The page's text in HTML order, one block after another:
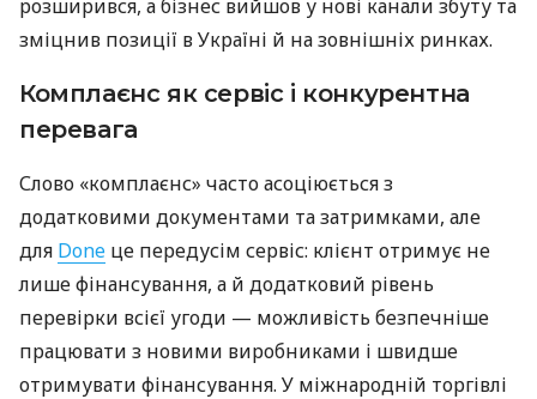
розширився, а бізнес вийшов у нові канали збуту та
зміцнив позиції в Україні й на зовнішніх ринках.
Комплаєнс як сервіс і конкурентна
перевага
Слово «комплаєнс» часто асоціюється з
додатковими документами та затримками, але
для Done це передусім сервіс: клієнт отримує не
лише фінансування, а й додатковий рівень
перевірки всієї угоди — можливість безпечніше
працювати з новими виробниками і швидше
отримувати фінансування. У міжнародній торгівлі